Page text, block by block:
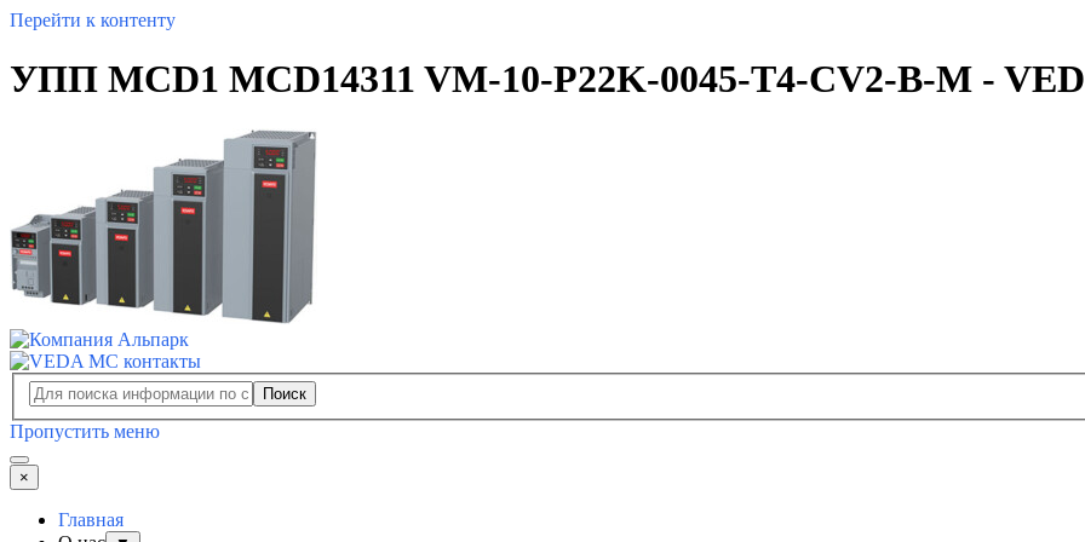
Перейти к контенту
УПП MCD1 MCD14311 VM-10-P22K-0045-T4-CV2-B-M -
Поиск
Пропустить меню
×
Главная